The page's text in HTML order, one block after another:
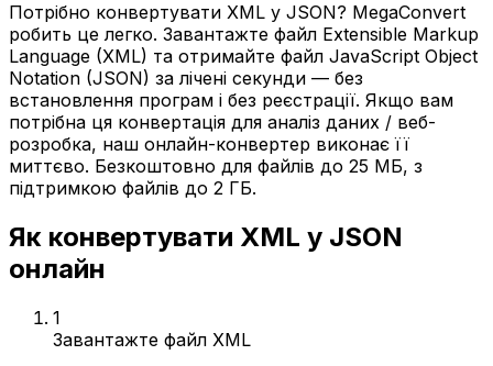
Потрібно конвертувати XML у JSON? MegaConvert
робить це легко. Завантажте файл Extensible Markup
Language (XML) та отримайте файл JavaScript Object
Notation (JSON) за лічені секунди — без
встановлення програм і без реєстрації. Якщо вам
потрібна ця конвертація для аналіз даних / веб-
розробка, наш онлайн-конвертер виконає її
миттєво. Безкоштовно для файлів до 25 МБ, з
підтримкою файлів до 2 ГБ.
Як конвертувати XML у JSON
онлайн
1
Завантажте файл XML